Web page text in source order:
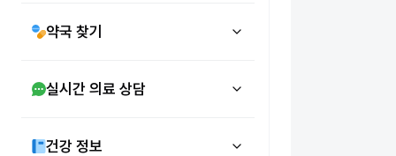
약국 찾기
실시간 의료 상담
건강 정보